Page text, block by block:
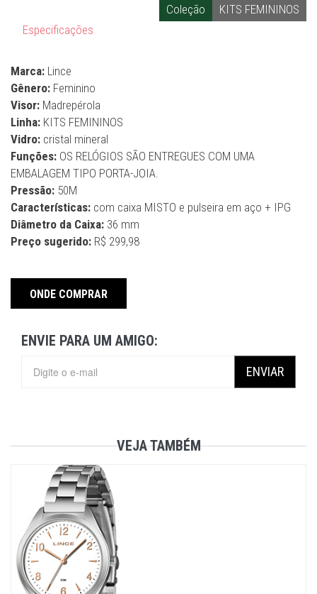
KITS FEMININOS
Coleção
Especificações
Marca: Lince
Gênero: Feminino
Visor: Madrepérola
Linha: KITS FEMININOS
Vidro: cristal mineral
Funções: OS RELÓGIOS SÃO ENTREGUES COM UMA
EMBALAGEM TIPO PORTA-JOIA.
Pressão: 50M
Características: com caixa MISTO e pulseira em aço + IPG
Diâmetro da Caixa: 36 mm
Preço sugerido: R$ 299,98
ONDE COMPRAR
ENVIE PARA UM AMIGO:
ENVIAR
VEJA TAMBÉM